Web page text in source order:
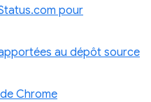
pour
au dépôt source
Chrome